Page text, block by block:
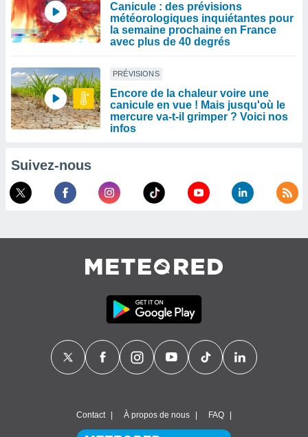
Canicule : des prévisions
météorologiques inquiétantes pour
la semaine prochaine en France
avec plus de 40 degrés
PRÉVISIONS
Encore de la chaleur voire une
canicule en vue ! Mais jusqu'où le
mercure va-t-il grimper ? Voici nos
infos
Suivez-nous
Contact À propos de nous FAQ